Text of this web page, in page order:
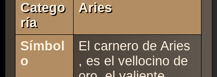
Catego
Ría
Aries
Símbol
o
El carnero de Aries
, es el vellocino de